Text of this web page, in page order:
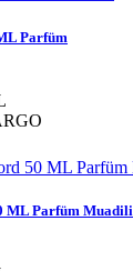
Parfüm
ML Parfüm Muadili